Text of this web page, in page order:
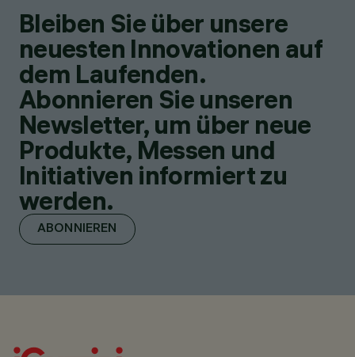
Bleiben Sie über unsere
neuesten Innovationen auf
dem Laufenden.
Abonnieren Sie unseren
Newsletter, um über neue
Produkte, Messen und
Initiativen informiert zu
werden.
ABONNIEREN